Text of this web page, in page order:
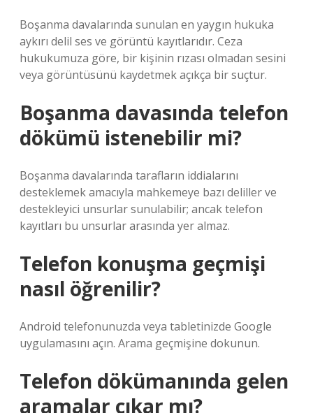
Boşanma davalarında sunulan en yaygın hukuka
aykırı delil ses ve görüntü kayıtlarıdır. Ceza
hukukumuza göre, bir kişinin rızası olmadan sesini
veya görüntüsünü kaydetmek açıkça bir suçtur.
Boşanma davasında telefon
dökümü istenebilir mi?
Boşanma davalarında tarafların iddialarını
desteklemek amacıyla mahkemeye bazı deliller ve
destekleyici unsurlar sunulabilir; ancak telefon
kayıtları bu unsurlar arasında yer almaz.
Telefon konuşma geçmişi
nasıl öğrenilir?
Android telefonunuzda veya tabletinizde Google
uygulamasını açın. Arama geçmişine dokunun.
Telefon dökümanında gelen
aramalar çıkar mı?